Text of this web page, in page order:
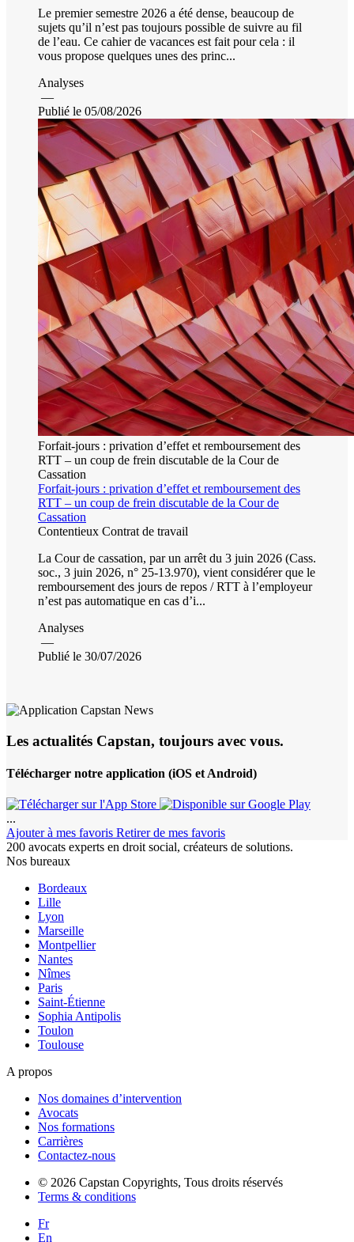
Le premier semestre 2026 a été dense, beaucoup de
sujets qu’il n’est pas toujours possible de suivre au fil
de l’eau. Ce cahier de vacances est fait pour cela : il
vous propose quelques unes des princ...
Analyses
—
Publié le 05/08/2026
Forfait-jours : privation d’effet et remboursement des
RTT – un coup de frein discutable de la Cour de
Cassation
Forfait-jours : privation d’effet et remboursement des
RTT – un coup de frein discutable de la Cour de
Cassation
Contentieux Contrat de travail
La Cour de cassation, par un arrêt du 3 juin 2026 (Cass.
soc., 3 juin 2026, n° 25-13.970), vient considérer que le
remboursement des jours de repos / RTT à l’employeur
n’est pas automatique en cas d’i...
Analyses
—
Publié le 30/07/2026
Les actualités Capstan, toujours avec vous.
Télécharger notre application (iOS et Android)
...
Ajouter à mes favoris Retirer de mes favoris
200 avocats experts en droit social, créateurs de solutions.
Nos bureaux
Bordeaux
Lille
Lyon
Marseille
Montpellier
Nantes
Nîmes
Paris
Saint-Étienne
Sophia Antipolis
Toulon
Toulouse
A propos
Nos domaines d’intervention
Avocats
Nos formations
Carrières
Contactez-nous
© 2026 Capstan Copyrights, Tous droits réservés
Terms & conditions
Fr
En